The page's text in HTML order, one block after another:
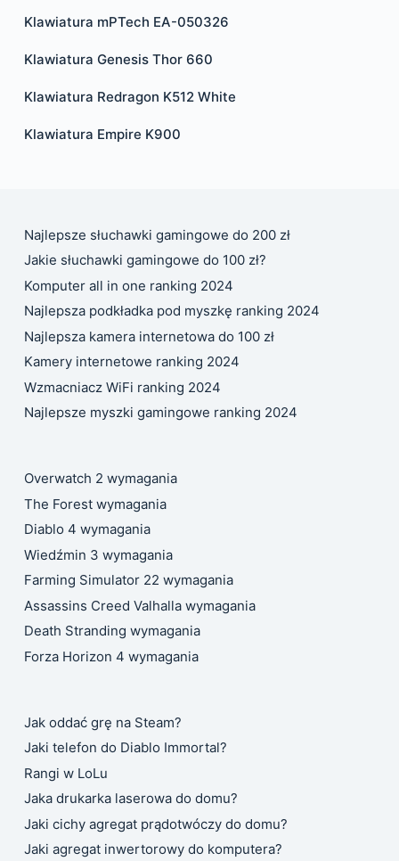
Klawiatura mPTech EA-050326
Klawiatura Genesis Thor 660
Klawiatura Redragon K512 White
Klawiatura Empire K900
Najlepsze słuchawki gamingowe do 200 zł
Jakie słuchawki gamingowe do 100 zł?
Komputer all in one ranking 2024
Najlepsza podkładka pod myszkę ranking 2024
Najlepsza kamera internetowa do 100 zł
Kamery internetowe ranking 2024
Wzmacniacz WiFi ranking 2024
Najlepsze myszki gamingowe ranking 2024
Overwatch 2 wymagania
The Forest wymagania
Diablo 4 wymagania
Wiedźmin 3 wymagania
Farming Simulator 22 wymagania
Assassins Creed Valhalla wymagania
Death Stranding wymagania
Forza Horizon 4 wymagania
Jak oddać grę na Steam?
Jaki telefon do Diablo Immortal?
Rangi w LoLu
Jaka drukarka laserowa do domu?
Jaki cichy agregat prądotwóczy do domu?
Jaki agregat inwertorowy do komputera?